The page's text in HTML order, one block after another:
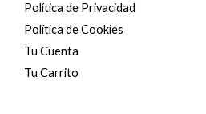
Política de Privacidad
Política de Cookies
Tu Cuenta
Tu Carrito